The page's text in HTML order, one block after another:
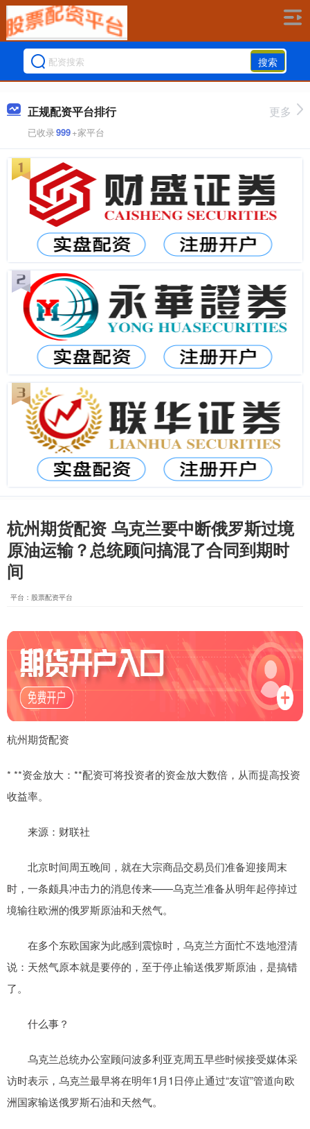
搜索
正规配资平台排行
已收录999+家平台
更多
杭州期货配资 乌克兰要中断俄罗斯过境
原油运输？总统顾问搞混了合同到期时
间
平台：股票配资平台
杭州期货配资
* **资金放大：**配资可将投资者的资金放大数倍，从而提高投资
收益率。
来源：财联社
北京时间周五晚间，就在大宗商品交易员们准备迎接周末
时，一条颇具冲击力的消息传来——乌克兰准备从明年起停掉过
境输往欧洲的俄罗斯原油和天然气。
在多个东欧国家为此感到震惊时，乌克兰方面忙不迭地澄清
说：天然气原本就是要停的，至于停止输送俄罗斯原油，是搞错
了。
什么事？
乌克兰总统办公室顾问波多利亚克周五早些时候接受媒体采
访时表示，乌克兰最早将在明年1月1日停止通过“友谊”管道向欧
洲国家输送俄罗斯石油和天然气。